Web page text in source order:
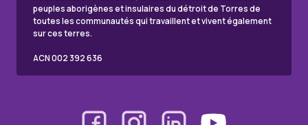
peuples aborigènes et insulaires du détroit de Torres de
toutes les communautés qui travaillent et vivent également
sur ces terres.
ACN 002 392 636